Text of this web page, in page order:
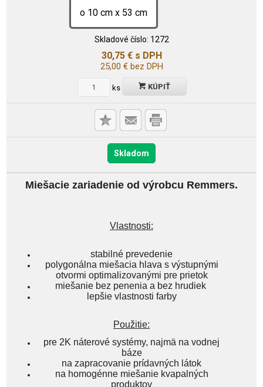
o 10 cm x 53 cm
Skladové číslo: 1272
30,75 €s DPH
25,00 €bez DPH
ks KÚPIŤ
Skladom
Miešacie zariadenie od výrobcu Remmers.
Vlastnosti:
stabilné prevedenie
polygonálna miešacia hlava s výstupnými
otvormi optimalizovanými pre prietok
miešanie bez penenia a bez hrudiek
lepšie vlastnosti farby
Použitie:
pre 2K náterové systémy, najmä na vodnej
báze
na zapracovanie prídavných látok
na homogénne miešanie kvapalných
produktov